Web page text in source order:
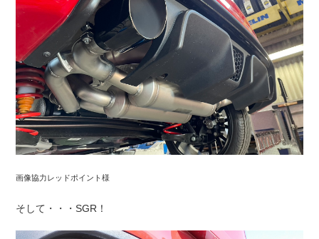
画像協力レッドポイント様
そして・・・SGR！